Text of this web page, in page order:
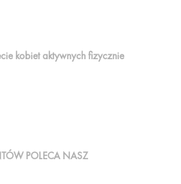
kobiet aktywnych fizycznie
POLECA NASZ